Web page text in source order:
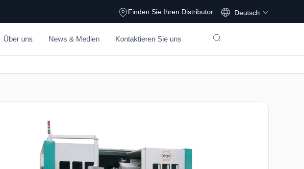
Finden Sie Ihren Distributor Deutsch
Über uns News & Medien Kontaktieren Sie uns